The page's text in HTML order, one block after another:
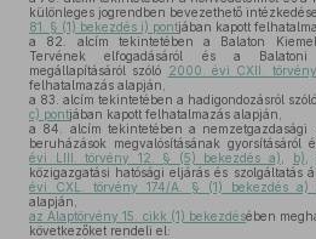
különleges jogrendben bevezethető
81. § (1) bekezdés i) pontjában kapott
a 82. alcím tekintetében a Balaton
Tervének elfogadásáról és a Balatoni
megállapításáról szóló 2000. évi CXII.
felhatalmazás alapján,
a 83. alcím tekintetében a hadigondozásról szóló
c) pontjában kapott felhatalmazás alapján,
a 84. alcím tekintetében a nemzetgazdasági
beruházások megvalósításának gyorsításáról
évi LIII. törvény 12. § (5) bekezdés a)
b) ,
közigazgatási hatósági eljárás és szolgáltatás
évi CXL. törvény 174/A. § (1) bekezdés a)
alapján,
az Alaptörvény 15. cikk (1) bekezdésében
következőket rendeli el: